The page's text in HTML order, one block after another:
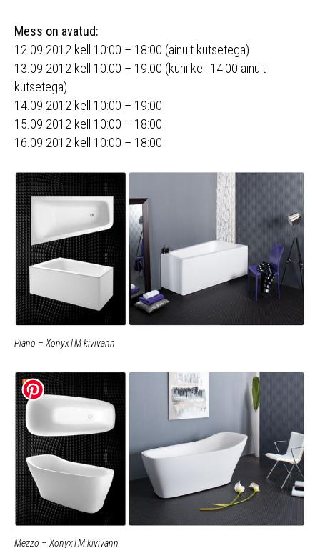
Mess on avatud:
12.09.2012 kell 10:00 – 18:00 (ainult kutsetega)
13.09.2012 kell 10:00 – 19:00 (kuni kell 14:00 ainult
kutsetega)
14.09.2012 kell 10:00 – 19:00
15.09.2012 kell 10:00 – 18:00
16.09.2012 kell 10:00 – 18:00
Piano – XonyxTM kivivann
Mezzo – XonyxTM kivivann